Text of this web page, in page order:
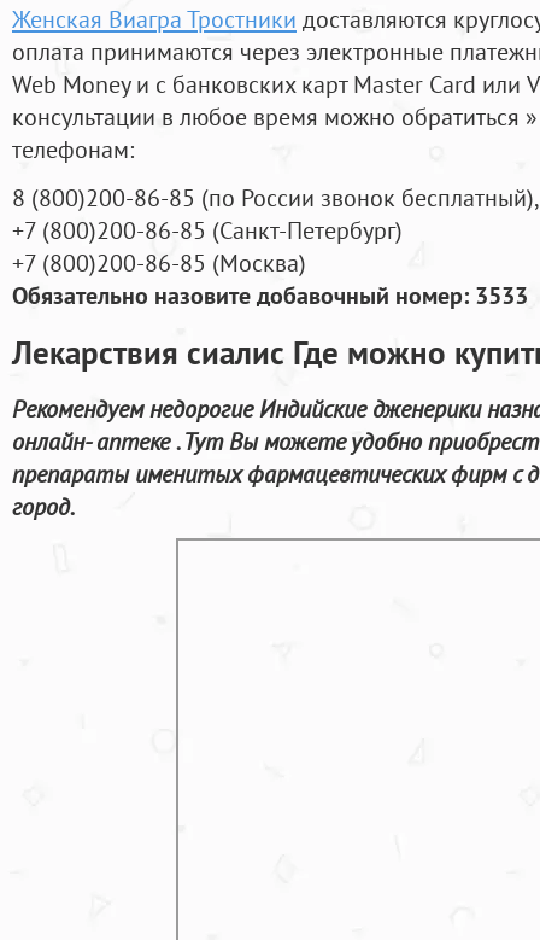
Женская Виагра Тростники доставляются
оплата принимаются через электронные
Web Money и с банковских карт Master Card или
консультации в любое время можно обратиться
телефонам:
8 (800)200-86-85 (по России звонок бесплатный),
+7 (800)200-86-85 (Санкт-Петербург)
+7 (800)200-86-85 (Москва)
Обязательно назовите добавочный номер: 3533
Лекарствия сиалис Где можно
Рекомендуем недорогие Индийские дженерики
онлайн- аптеке . Тут Вы можете удобно
препараты именитых фармацевтических фирм с
город.